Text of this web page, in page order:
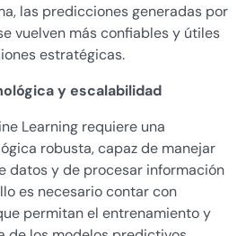
las predicciones generadas por
vuelven más confiables y útiles
estratégicas.
y escalabilidad
Learning requiere una
robusta, capaz de manejar
datos y de procesar información
es necesario contar con
permitan el entrenamiento y